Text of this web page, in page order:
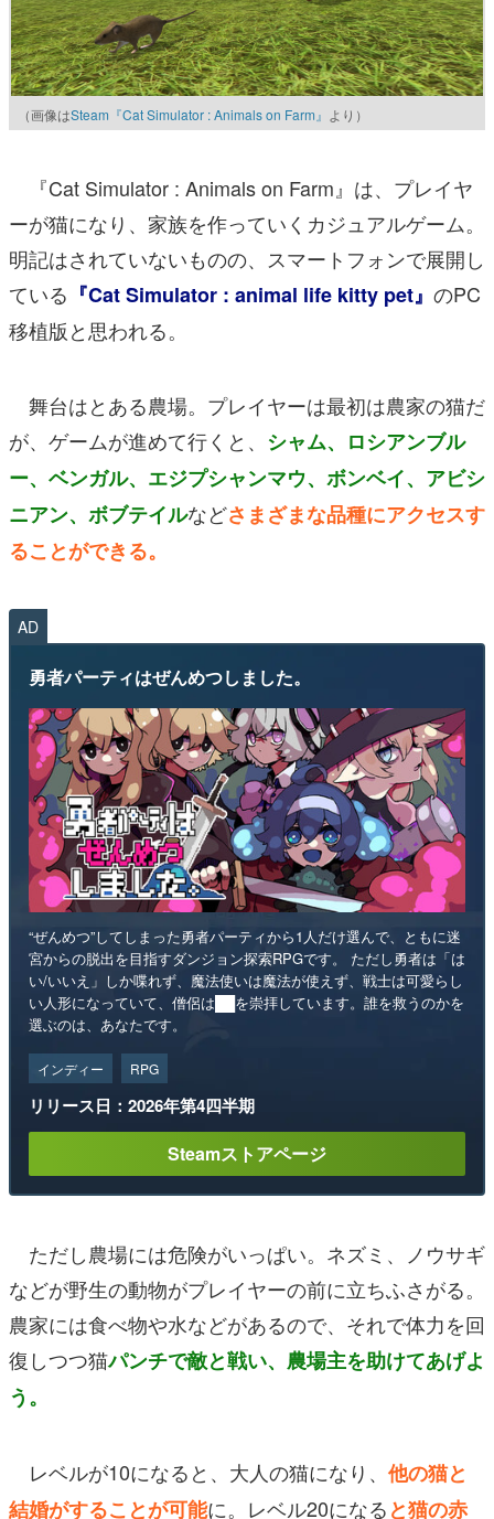
（画像はSteam『Cat Simulator : Animals on Farm』 より）
『Cat Simulator : Animals on Farm』は、プレイヤ
ーが猫になり、家族を作っていくカジュアルゲーム。
明記はされていないものの、スマートフォンで展開し
ている 『Cat Simulator : animal life kitty pet』 のPC
移植版と思われる。
舞台はとある農場。プレイヤーは最初は農家の猫だ
が、ゲームが進めて行くと、 シャム、ロシアンブル
ー、ベンガル、エジプシャンマウ、ボンベイ、アビシ
ニアン、ボブテイルなどさまざまな品種にアクセスす
ることができる。
AD
勇者パーティはぜんめつしました。
“ぜんめつ”してしまった勇者パーティから1人だけ選んで、ともに迷
宮からの脱出を目指すダンジョン探索RPGです。 ただし勇者は「は
い/いいえ」しか喋れず、魔法使いは魔法が使えず、戦士は可愛らし
い人形になっていて、僧侶は██を崇拝しています。誰を救うのかを
選ぶのは、あなたです。
インディー RPG
リリース日：2026年第4四半期
Steamストアページ
ただし農場には危険がいっぱい。ネズミ、ノウサギ
などが野生の動物がプレイヤーの前に立ちふさがる。
農家には食べ物や水などがあるので、それで体力を回
復しつつ猫パンチで敵と戦い、農場主を助けてあげよ
う。
レベルが10になると、大人の猫になり、 他の猫と
結婚がすることが可能に。レベル20になると猫の赤